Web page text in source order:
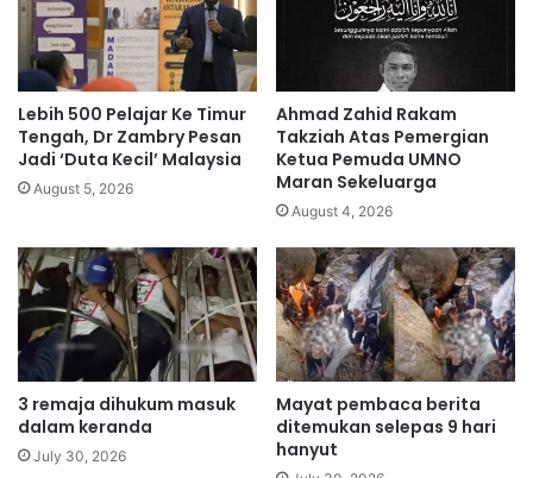
Lebih 500 Pelajar Ke Timur
Tengah, Dr Zambry Pesan
Jadi ‘Duta Kecil’ Malaysia
August 5, 2026
Ahmad Zahid Rakam
Takziah Atas Pemergian
Ketua Pemuda UMNO
Maran Sekeluarga
August 4, 2026
3 remaja dihukum masuk
dalam keranda
July 30, 2026
Mayat pembaca berita
ditemukan selepas 9 hari
hanyut